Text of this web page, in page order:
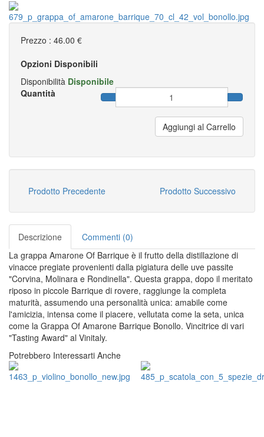
Prezzo : 46.00 €
Opzioni Disponibili
Disponibilità Disponibile
Quantità
Aggiungi al Carrello
Prodotto Precedente Prodotto Successivo
Descrizione
Commenti (0)
La grappa Amarone Of Barrique è il frutto della distillazione di
vinacce pregiate provenienti dalla pigiatura delle uve passite
"Corvina, Molinara e Rondinella". Questa grappa, dopo il meritato
riposo in piccole Barrique di rovere, raggiunge la completa
maturità, assumendo una personalità unica: amabile come
l'amicizia, intensa come il piacere, vellutata come la seta, unica
come la Grappa Of Amarone Barrique Bonollo. Vincitrice di vari
"Tasting Award" al Vinitaly.
Potrebbero Interessarti Anche